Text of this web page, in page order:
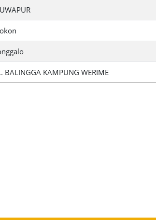
BALINGGA KAMPUNG WERIME